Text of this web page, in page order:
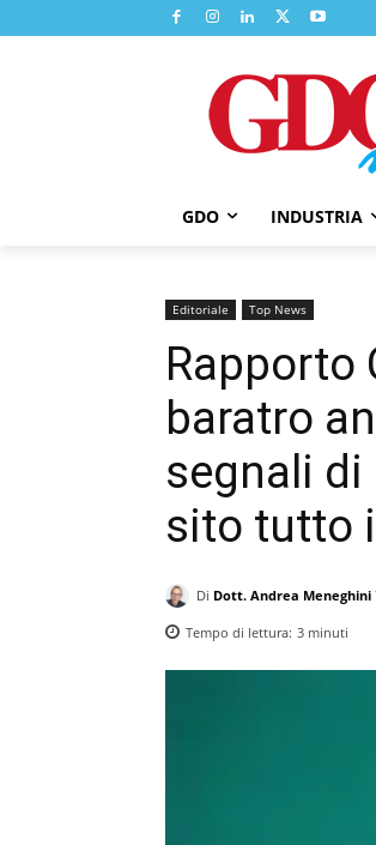
GDO INDUSTRIA
Editoriale Top News
Rapporto
baratro
segnali di
sito tutto
Di Dott. Andrea Meneghini
Tempo di lettura: 3 minuti